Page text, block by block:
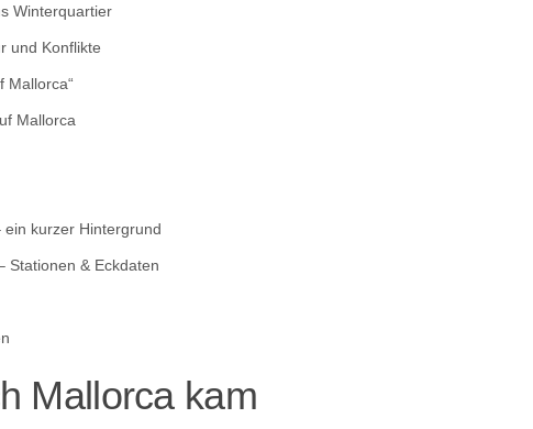
Winterquartier
und Konflikte
Mallorca“
Mallorca
kurzer Hintergrund
Stationen & Eckdaten
Mallorca kam